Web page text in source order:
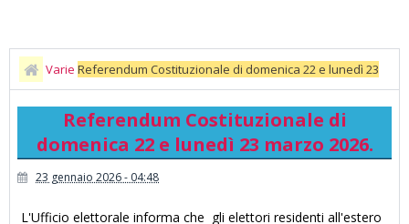
Varie Referendum Costituzionale di domenica 22 e lunedì 23
marzo 2026.
Referendum Costituzionale di
domenica 22 e lunedì 23 marzo 2026.
23 gennaio 2026 - 04:48
L'Ufficio elettorale informa che gli elettori residenti all'estero